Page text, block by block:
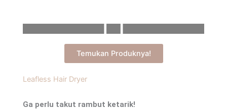
Temukan Produknya!
Leafless Hair Dryer
Ga perlu takut rambut ketarik!